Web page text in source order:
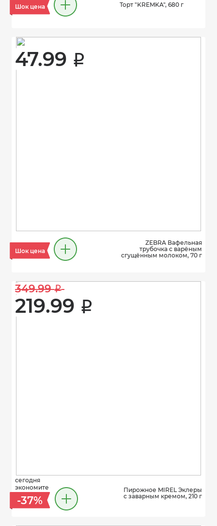
Шок цена Торт "KREMKA", 680 г
47.99 i
Шок цена
ZEBRA Вафельная
трубочка с варёным
сгущённым молоком, 70 г
349.99 i
219.99 i
сегодня
экономите
-37%
Пирожное MIREL Эклеры
с заварным кремом, 210 г